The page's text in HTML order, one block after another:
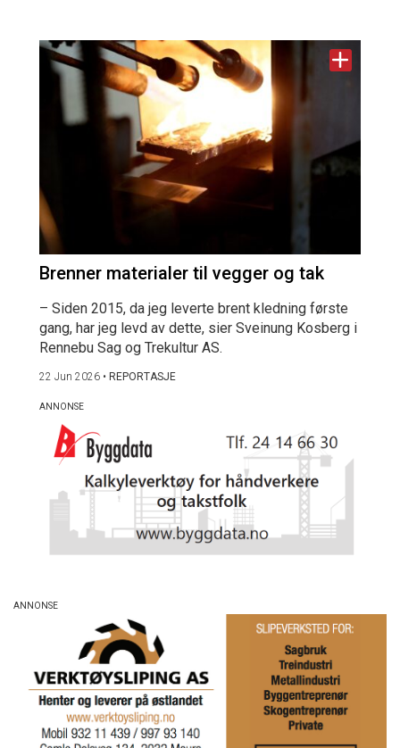
Brenner materialer til vegger og tak
– Siden 2015, da jeg leverte brent kledning første
gang, har jeg levd av dette, sier Sveinung Kosberg i
Rennebu Sag og Trekultur AS.
22 Jun 2026 • REPORTASJE